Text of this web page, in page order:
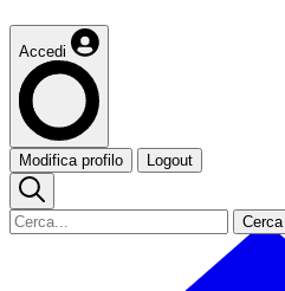
Accedi
Modifica profilo Logout
Cerca